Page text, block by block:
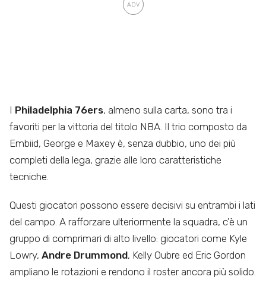
I Philadelphia 76ers, almeno sulla carta, sono tra i
favoriti per la vittoria del titolo NBA. Il trio composto da
Embiid, George e Maxey è, senza dubbio, uno dei più
completi della lega, grazie alle loro caratteristiche
tecniche.
Questi giocatori possono essere decisivi su entrambi i lati
del campo. A rafforzare ulteriormente la squadra, c’è un
gruppo di comprimari di alto livello: giocatori come Kyle
Lowry, Andre Drummond, Kelly Oubre ed Eric Gordon
ampliano le rotazioni e rendono il roster ancora più solido.